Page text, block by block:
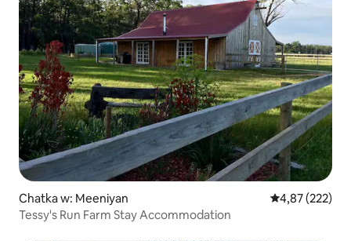
Chatka w: Meeniyan Średnia
4,87 (222)
Tessy's Run Farm Stay Accommodation